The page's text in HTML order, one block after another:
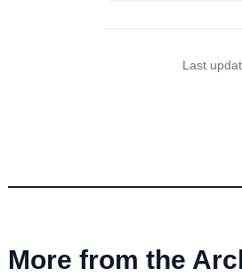
Last
More from the